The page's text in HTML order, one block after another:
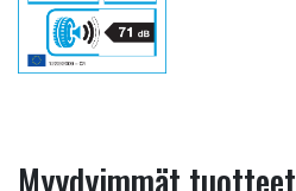
Myydyimmät tuotteet